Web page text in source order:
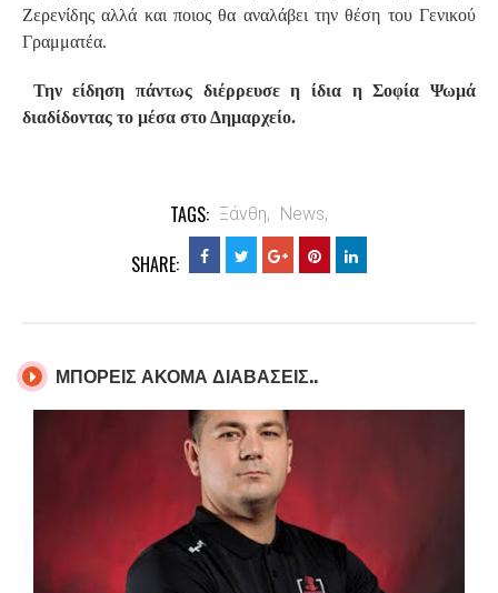
Ζερενίδης αλλά και ποιος θα αναλάβει την θέση του Γενικού
Γραμματέα.
Την είδηση πάντως διέρρευσε η ίδια η Σοφία Ψωμά
διαδίδοντας το μέσα στο Δημαρχείο.
TAGS: Ξάνθη, News,
SHARE:
ΜΠΟΡΕΙΣ ΑΚΟΜΑ ΔΙΑΒΑΣΕΙΣ..